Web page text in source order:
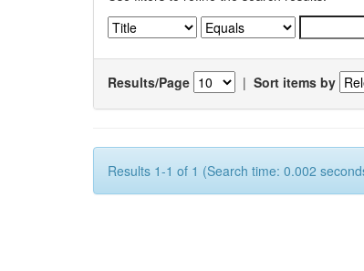
Results/Page | Sort items by
Results 1-1 of 1 (Search time: 0.002